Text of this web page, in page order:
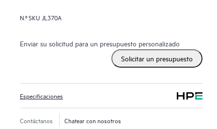
N.º SKU JL370A
Enviar su solicitud para un presupuesto personalizado
Solicitar un presupuesto
Especificaciones
Contáctanos Chatear con nosotros